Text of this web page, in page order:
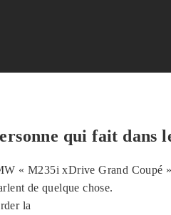
qui fait dans
« M235i xDrive Grand Coupé
de quelque chose.
la